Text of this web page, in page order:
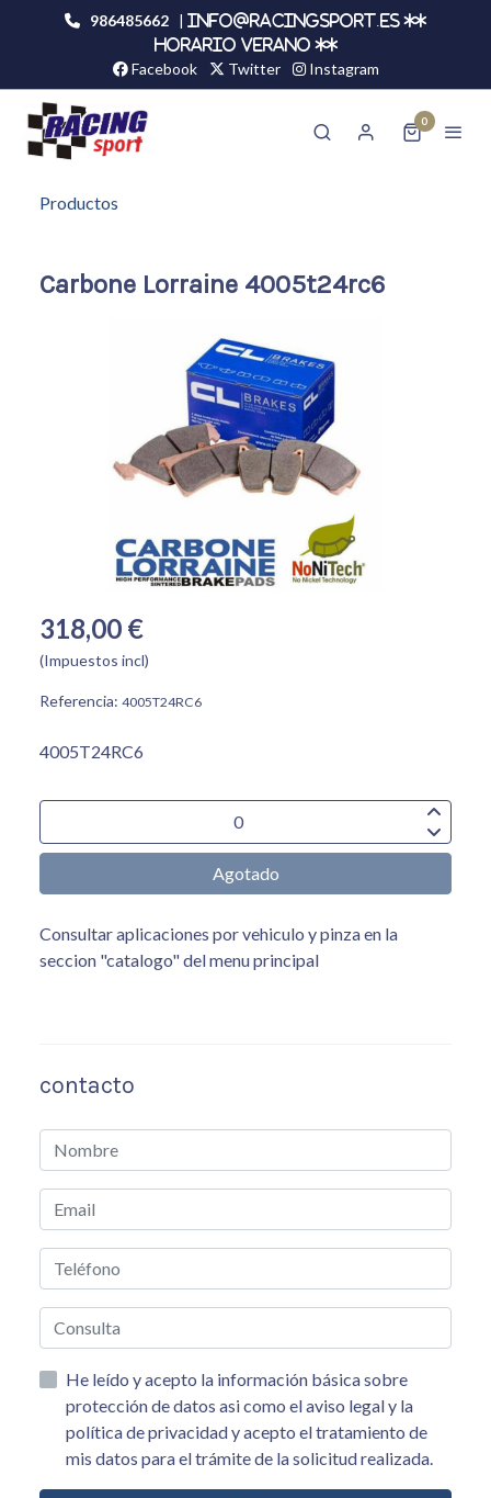
986485662 |
info@racingsport.es **
HORARIO VERANO **
Facebook Twitter Instagram
0
Productos
Carbone Lorraine 4005t24rc6
318,00 €
(Impuestos incl)
Referencia: 4005T24RC6
4005T24RC6
Agotado
Consultar aplicaciones por vehiculo y pinza en la
seccion "catalogo" del menu principal
contacto
He leído y acepto la información básica sobre
protección de datos asi como el aviso legal y la
política de privacidad y acepto el tratamiento de
mis datos para el trámite de la solicitud realizada.